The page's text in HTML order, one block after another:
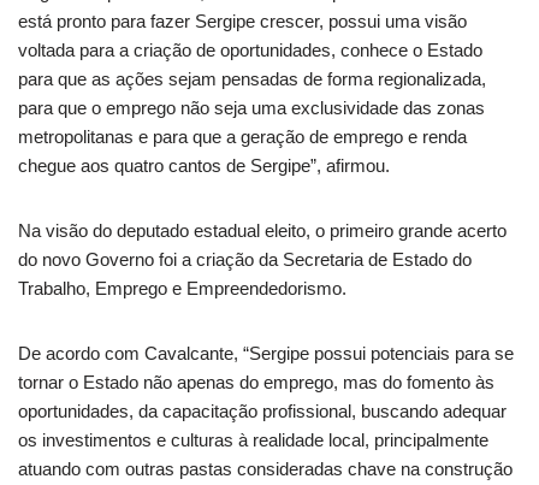
está pronto para fazer Sergipe crescer, possui uma visão
voltada para a criação de oportunidades, conhece o Estado
para que as ações sejam pensadas de forma regionalizada,
para que o emprego não seja uma exclusividade das zonas
metropolitanas e para que a geração de emprego e renda
chegue aos quatro cantos de Sergipe”, afirmou.
Na visão do deputado estadual eleito, o primeiro grande acerto
do novo Governo foi a criação da Secretaria de Estado do
Trabalho, Emprego e Empreendedorismo.
De acordo com Cavalcante, “Sergipe possui potenciais para se
tornar o Estado não apenas do emprego, mas do fomento às
oportunidades, da capacitação profissional, buscando adequar
os investimentos e culturas à realidade local, principalmente
atuando com outras pastas consideradas chave na construção